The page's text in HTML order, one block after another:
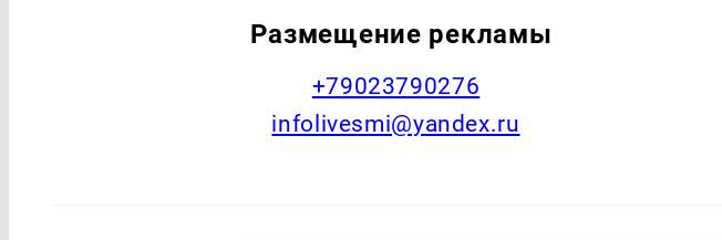
Размещение рекламы
+79023790276
infolivesmi@yandex.ru